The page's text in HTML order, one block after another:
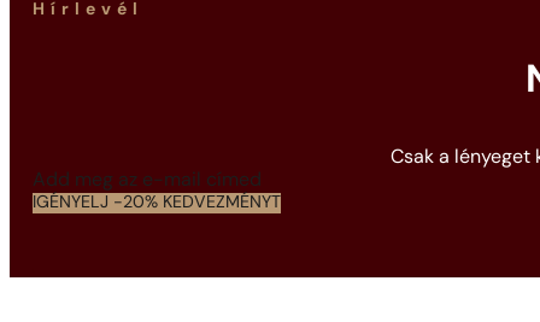
Hírlevél
Csak a lényeget
Section
IGÉNYELJ -20% KEDVEZMÉNYT